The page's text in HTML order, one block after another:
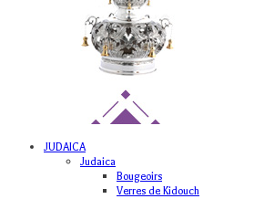
JUDAICA
Judaica
Bougeoirs
Verres de Kidouch